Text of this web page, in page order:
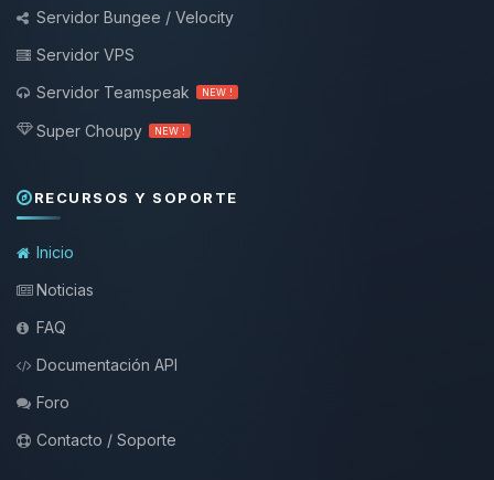
Servidor Bungee / Velocity
Servidor VPS
Servidor Teamspeak
NEW !
Super Choupy NEW !
RECURSOS Y SOPORTE
Inicio
Noticias
FAQ
Documentación API
Foro
Contacto / Soporte